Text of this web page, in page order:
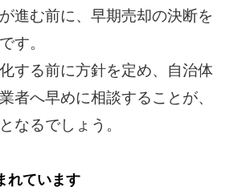
進む前に、早期売却の決断を
す。
する前に方針を定め、自治体
者へ早めに相談することが、
なるでしょう。
れています